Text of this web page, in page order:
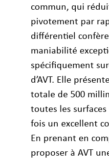
commun, qui
pivotement par
différentiel
maniabilité
spécifiquement
d’AVT. Elle
totale de 500
toutes les
fois un excellent
En prenant en
proposer à AVT